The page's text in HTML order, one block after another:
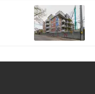
aby dodać komentarz